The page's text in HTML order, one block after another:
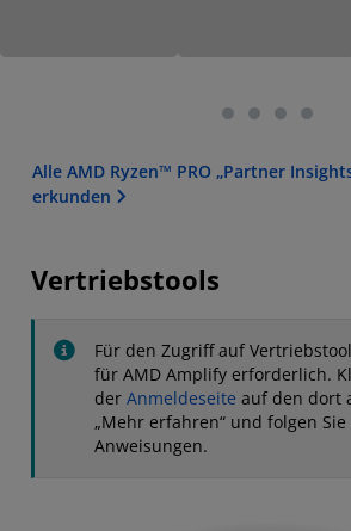
Alle AMD Ryzen™ PRO „Partner
erkunden
Vertriebstools
Für den Zugriff auf
für AMD Amplify erforderlich.
der Anmeldeseite auf den dort
„Mehr erfahren“ und folgen Sie
Anweisungen.